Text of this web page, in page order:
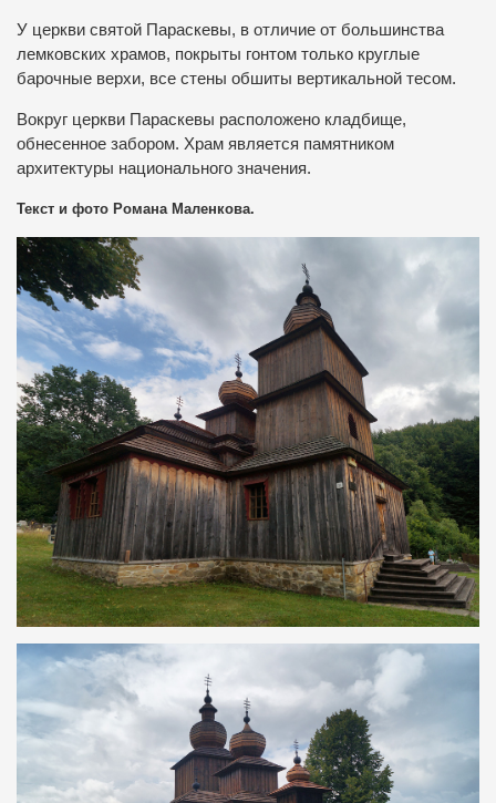
У церкви святой Параскевы, в отличие от большинства
лемковских храмов, покрыты гонтом только круглые
барочные верхи, все стены обшиты вертикальной тесом.
Вокруг церкви Параскевы расположено кладбище,
обнесенное забором. Храм является памятником
архитектуры национального значения.
Текст и фото Романа Маленкова.